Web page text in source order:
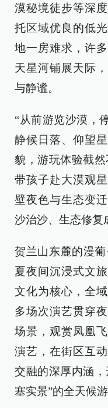
漠秘境徒步等深
托区域优良的低
地一房难求，许
天星河铺展天际
与静谧。
“从前游览沙漠，
静候日落、仰望
貌，游玩体验截
带孩子赴大漠观
壁夜色与生态变
沙治沙、生态修复
贺兰山东麓的漫
夏夜间沉浸式文
文化为核心，全
多场次演艺贯穿
场景，观赏凤凰
演艺，在街区互
交融的深厚内涵
塞实景”的全天候游